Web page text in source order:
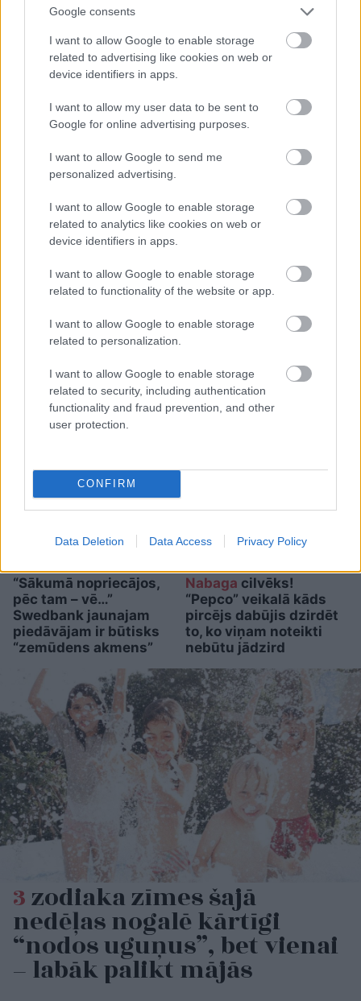
Google consents
I want to allow Google to enable storage
related to advertising like cookies on web or
device identifiers in apps.
I want to allow my user data to be sent to
Google for online advertising purposes.
I want to allow Google to send me
personalized advertising.
I want to allow Google to enable storage
related to analytics like cookies on web or
device identifiers in apps.
I want to allow Google to enable storage
related to functionality of the website or app.
I want to allow Google to enable storage
related to personalization.
I want to allow Google to enable storage
related to security, including authentication
functionality and fraud prevention, and other
user protection.
CONFIRM
Data Deletion Data Access Privacy Policy
izdara secinājumus
Lasīt citas ziņas
“Jāstrādā 12 stundas un vēl
jāpaliek ilgāk?” Sieviete
piedzīvo pārsteigumu
darba intervijā, izrādās –
tas nav retums
“Sākumā nopriecājos,
pēc tam – vē…”
Swedbank jaunajam
piedāvājam ir būtisks
“zemūdens akmens”
Nabaga cilvēks!
“Pepco” veikalā kāds
pircējs dabūjis dzirdēt
to, ko viņam noteikti
nebūtu jādzird
3zodiaka zīmes šajā
nedēļas nogalē kārtīgi
“nodos uguņus”, bet vienai
– labāk palikt mājās
Atcelt Ziņot